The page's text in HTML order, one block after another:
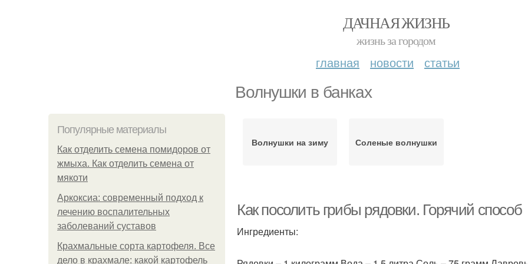
ДАЧНАЯ ЖИЗНЬ
жизнь за городом
главная новости статьи
Волнушки в банках
Популярные материалы
Как отделить семена помидоров от
жмыха. Как отделить семена от
мякоти
Аркоксиа: современный подход к
лечению воспалительных
заболеваний суставов
Крахмальные сорта картофеля. Все
дело в крахмале: какой картофель
Волнушки на зиму Соленые волнушки
Как посолить грибы рядовки. Горячий способ
Ингредиенты: